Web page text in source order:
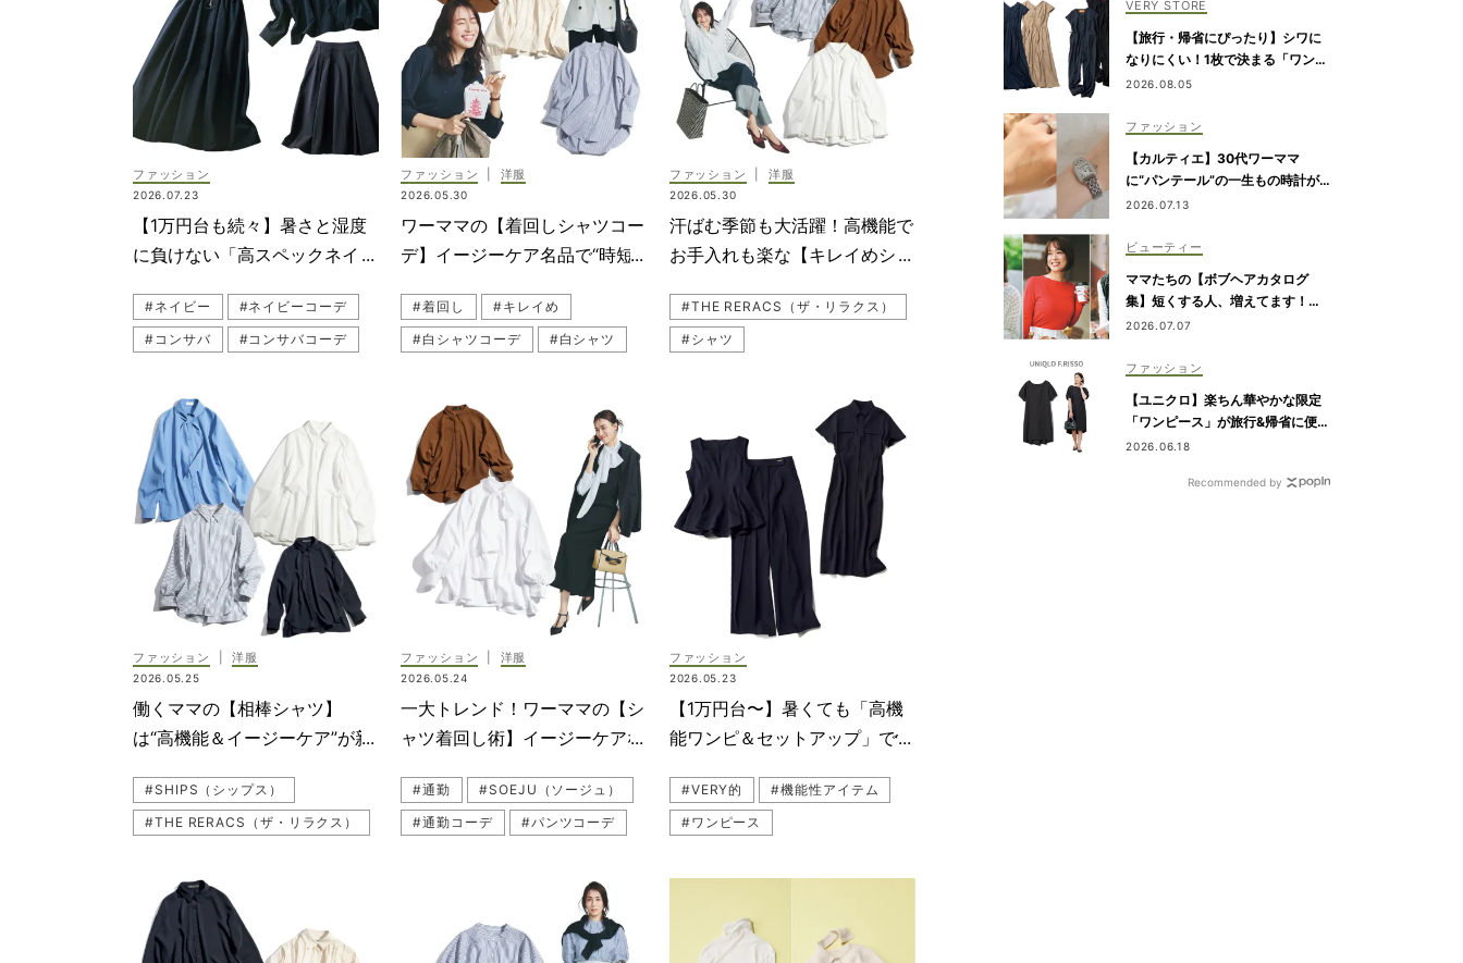
ファッション
2026.07.23
【1万円台も続々】暑さと湿度
に負けない「高スペックネイビ
ラウスetc.＞
#ネイビー
#ネイビーコーデ
#コンサバ
#コンサバコーデ
#SOEJU（ソージュ）
#竹内友梨
ファッション 洋服
2026.05.30
ワーママの【着回しシャツコー
デ】イージーケア名品で“時短
#着回し
#キレイめ
#白シャツコーデ
#白シャツ
#通勤
#通勤コーデ
#お仕事ママ（ワーママ）
#デニムコーデ
#笹川友里
#パンツコーデ
#着回しコーデ
#LOUNIE（ルーニィ）
#SOEJU（ソージュ）
#SHIPS（シップス）
#UNFILO（アンフィーロ）
#シャツ
#シャツコーデ
ファッション 洋服
2026.05.30
汗ばむ季節も大活躍！高機能で
お手入れも楽な【キレイめシャ
#THE RERACS（ザ・リラクス）
#シャツ
#お仕事ママ（ワーママ）
#白シャツ
#着回しコーデ
#通勤
#SOEJU（ソージュ）
#通勤コーデ
#LOUNIE（ルーニィ）
#UNFILO（アンフィーロ）
#SHIPS（シップス）
#シャツコーデ
#白シャツコーデ
ファッション 洋服
2026.05.25
働くママの【相棒シャツ】
は“高機能＆イージーケア”が新
#SHIPS（シップス）
#THE RERACS（ザ・リラクス）
#お仕事ママ（ワーママ）
#シャツ
#SOEJU（ソージュ）
ファッション 洋服
2026.05.24
一大トレンド！ワーママの【シ
ャツ着回し術】イージーケアな
#通勤
#SOEJU（ソージュ）
#通勤コーデ
#パンツコーデ
#スカートコーデ
#SHIPS（シップス）
ファッション
2026.05.23
【1万円台〜】暑くても「高機
能ワンピ＆セットアップ」で快
#VERY的
#機能性アイテム
#ワンピース
#セットアップ
#ネイビー
VERY STORE
【旅行・帰省にぴったり】シワに
なりにくい！1枚で決まる「ワンピ
&オールインワン」2選
2026.08.05
ファッション
【カルティエ】30代ワーママ
に“パンテール”の一生もの時計が
人気！仕事のご褒美＆節目買いに
2026.07.13
ビューティー
ママたちの【ボブヘアカタログ
集】短くする人、増えてます！愛
用ヘアケアまで全部見せ
2026.07.07
ファッション
【ユニクロ】楽ちん華やかな限定
「ワンピース」が旅行&帰省に便
利！6/19発売
2026.06.18
Recommended by